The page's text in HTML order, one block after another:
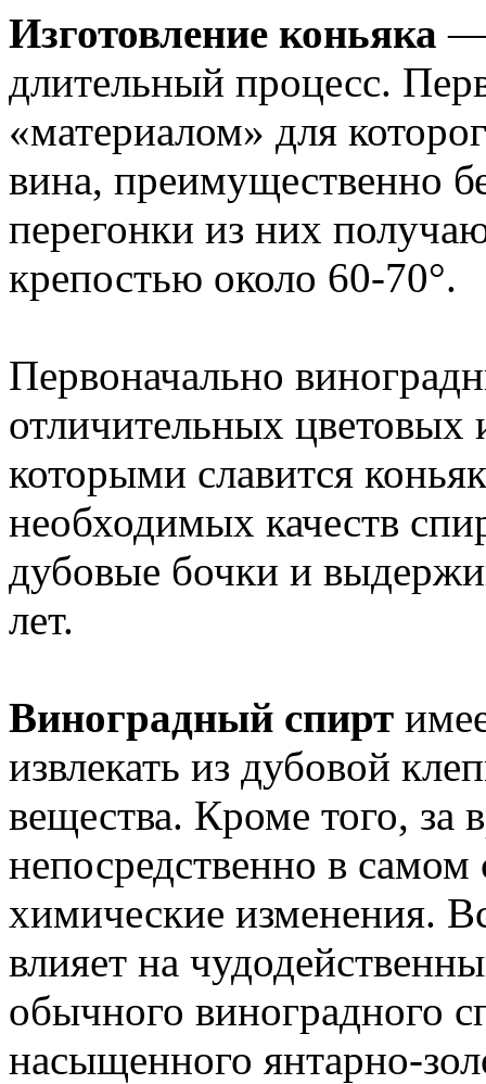
Изготовление коньяка —
длительный процесс.
«материалом» для
вина, преимущественно
перегонки из них
крепостью около 60-70°.
Первоначально
отличительных цветовых
которыми славится
необходимых качеств
дубовые бочки и
лет.
Виноградный спирт
извлекать из дубовой
вещества. Кроме того, за
непосредственно в
химические изменения.
влияет на
обычного виноградного
насыщенного янтарно-